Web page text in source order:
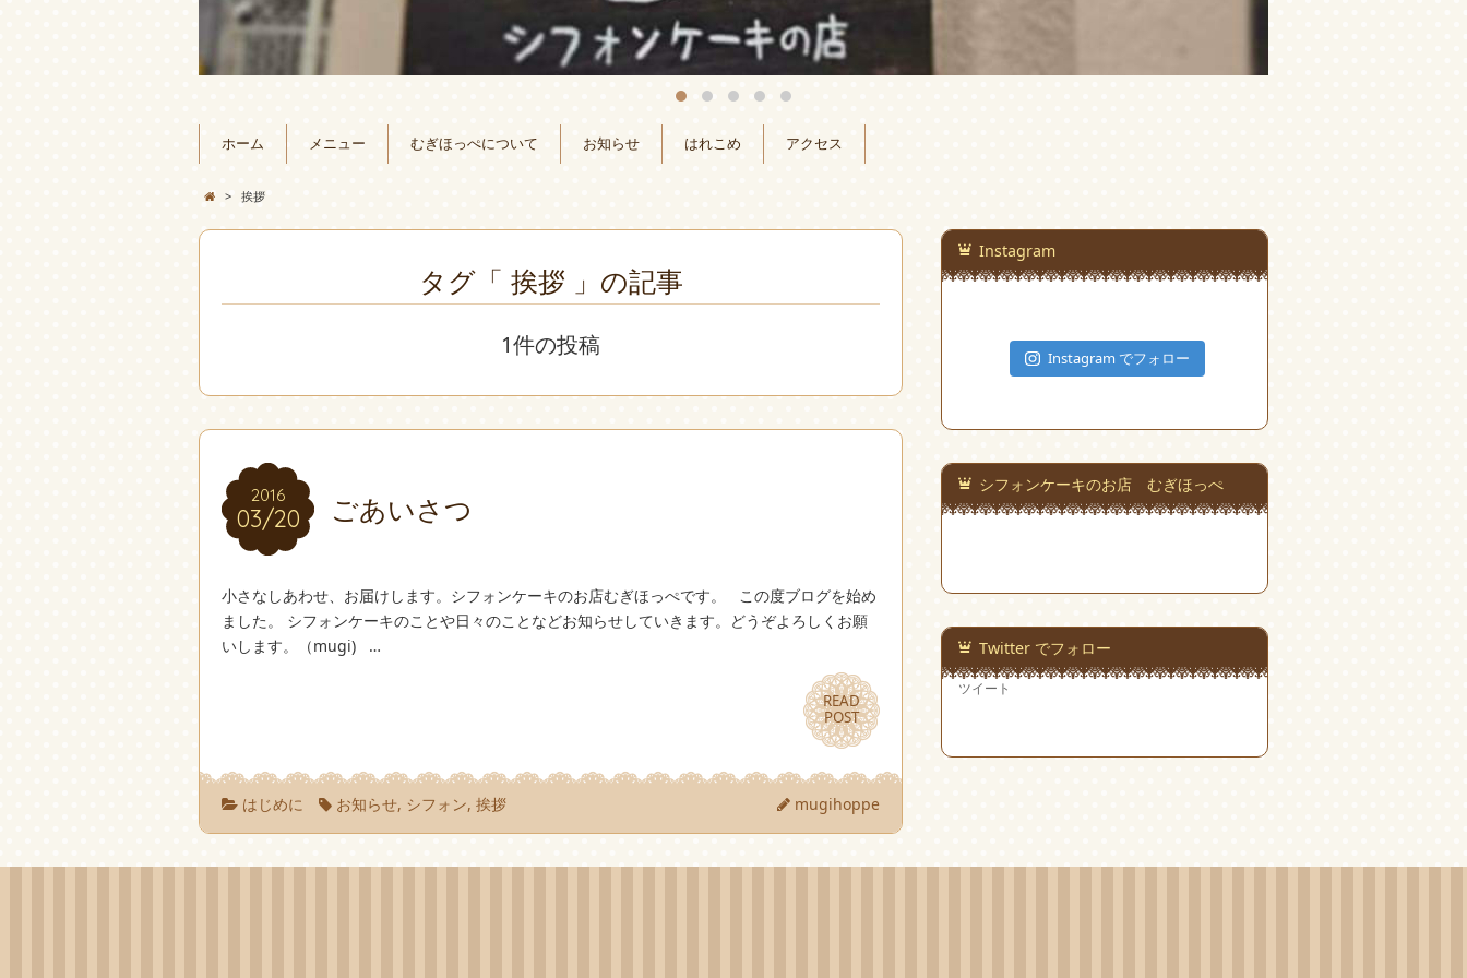
ホーム メニュー むぎほっぺについて お知らせ はれこめ アクセス
> 挨拶
タグ「 挨拶 」の記事
1件の投稿
2016
03/20
2016
03/20 ごあいさつ
小さなしあわせ、お届けします。シフォンケーキのお店むぎほっぺです。 この度ブログを始め
ました。 シフォンケーキのことや日々のことなどお知らせしていきます。どうぞよろしくお願
いします。（mugi) …
READ
POST
READ
POST
はじめに お知らせ, シフォン,挨拶 mugihoppe
Instagram
Instagram でフォロー
シフォンケーキのお店 むぎほっぺ
Twitter でフォロー
ツイート